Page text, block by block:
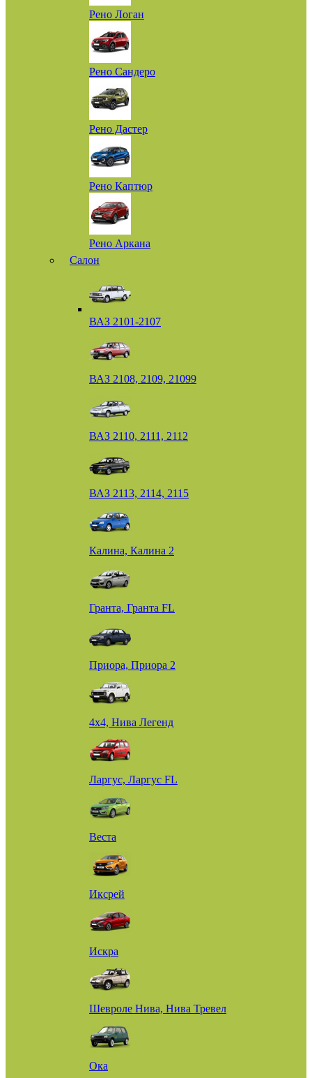
Рено Логан
Рено Сандеро
Рено Дастер
Рено Каптюр
Рено Аркана
Салон
ВАЗ 2101-2107
ВАЗ 2108, 2109, 21099
ВАЗ 2110, 2111, 2112
ВАЗ 2113, 2114, 2115
Калина, Калина 2
Гранта, Гранта FL
Приора, Приора 2
4х4, Нива Легенд
Ларгус, Ларгус FL
Веста
Иксрей
Искра
Шевроле Нива, Нива Тревел
Ока